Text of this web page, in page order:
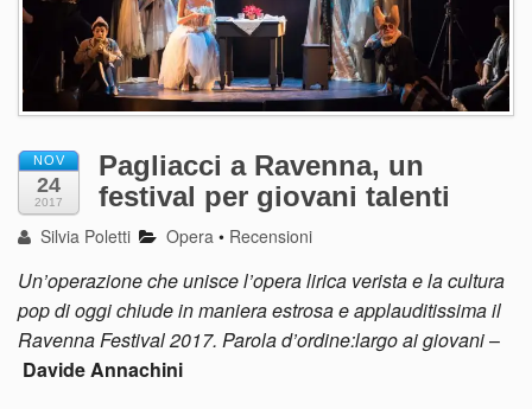
NOV
24
2017
Pagliacci a Ravenna, un
festival per giovani talenti
Silvia Poletti Opera • Recensioni
Un’operazione che unisce l’opera lirica verista e la cultura
pop di oggi chiude in maniera estrosa e applauditissima il
Ravenna Festival 2017. Parola d’ordine:largo ai giovani–
Davide Annachini